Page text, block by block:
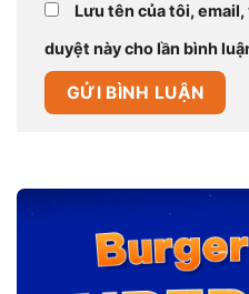
Lưu tên của tôi,
duyệt này cho lần bình